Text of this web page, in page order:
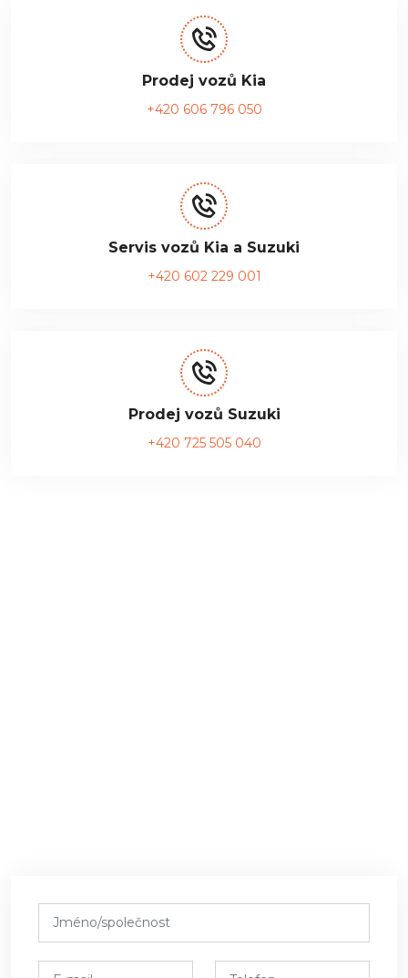
Prodej vozů Kia
+420 606 796 050
Servis vozů Kia a Suzuki
+420 602 229 001
Prodej vozů Suzuki
+420 725 505 040